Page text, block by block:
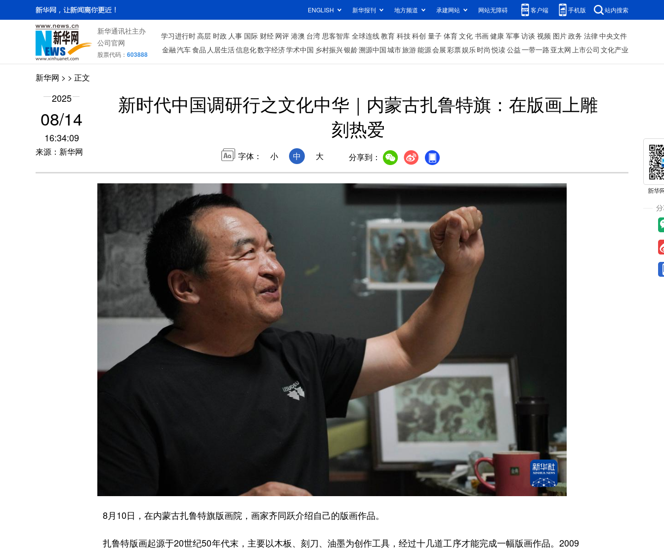
ENGLISH 新华报刊 地方频道 承建网站 网站无障碍 客户端 手机版 站内搜索
新华通讯社主办
公司官网
股票代码： 603888
学习进行时高层 时政 人事 国际 财经 网评 港澳 台湾 思客智库 全球连线教育 科技科创 量子 体育文化 书画健康 军事访谈 视频 图片政务 法律中央文件
金融汽车食品 人居生活信息化数字经济学术中国 乡村振兴银龄溯源中国城市旅游能源会展彩票娱乐时尚 悦读公益一带一路 亚太网上市公司 文化产业
新华网 > > 正文
2025
08/14
16:34:09
来源：新华网
新时代中国调研行之文化中华｜内蒙古扎鲁特旗：在版画上雕
刻热爱
字体： 小 中 大 分享到：
8月10日，在内蒙古扎鲁特旗版画院，画家齐同跃介绍自己的版画作品。
扎鲁特版画起源于20世纪50年代末，主要以木板、刻刀、油墨为创作工具，经过十几道工序才能完成一幅版画作品。2009